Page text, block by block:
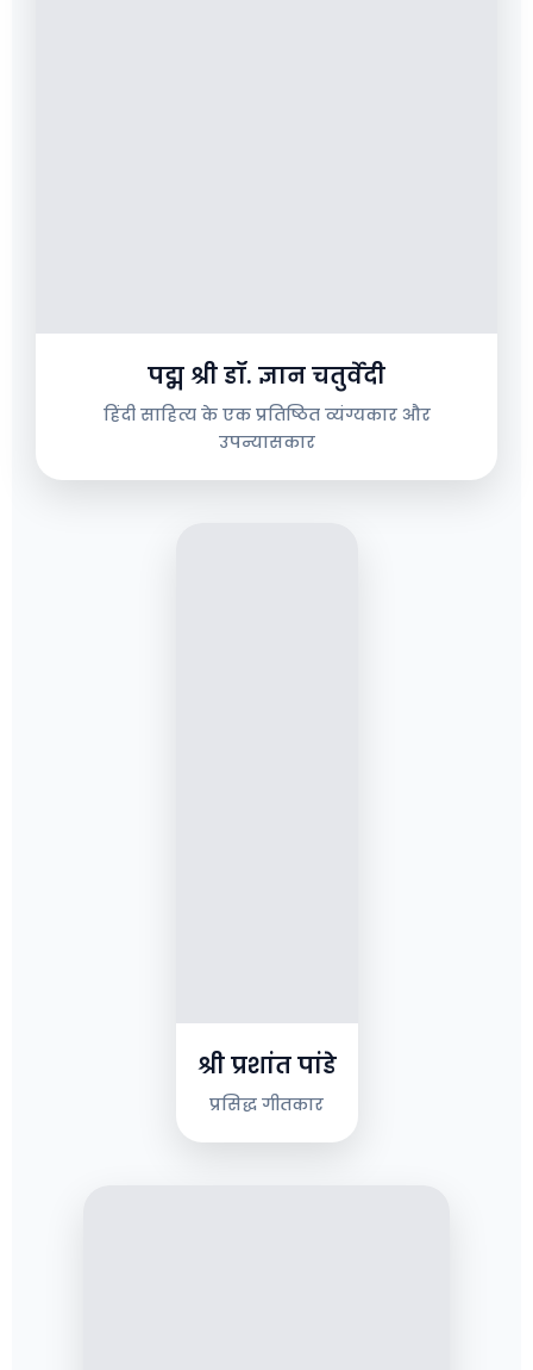
पद्म श्री डॉ. ज्ञान चतुर्वेदी
हिंदी साहित्य के एक प्रतिष्ठित व्यंग्यकार और
उपन्यासकार
श्री प्रशांत पांडे
प्रसिद्ध गीतकार